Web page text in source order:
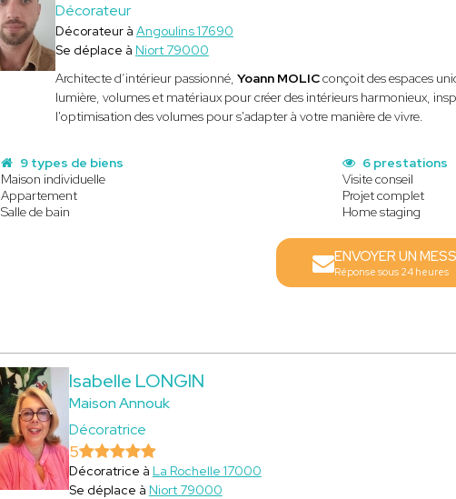
Décorateur
Décorateur à Angoulins 17690
Se déplace à Niort 79000
Architecte d’intérieur passionné, Yoann MOLICconçoit des espaces
lumière, volumes et matériaux pour créer des intérieurs harmonieux,
l'optimisation des volumes pour s'adapter à votre manière de vivre.
9 types de biens
Maison individuelle
Appartement
Salle de bain
6 prestations
Visite conseil
Projet complet
Home staging
ENVOYER UN
Réponse sous 24 heures
Isabelle LONGIN
Maison Annouk
Décoratrice
5
Décoratrice à La Rochelle 17000
Se déplace à Niort 79000